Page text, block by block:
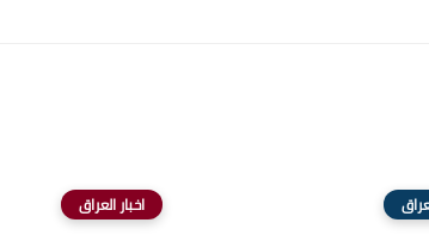
اخبار العراق